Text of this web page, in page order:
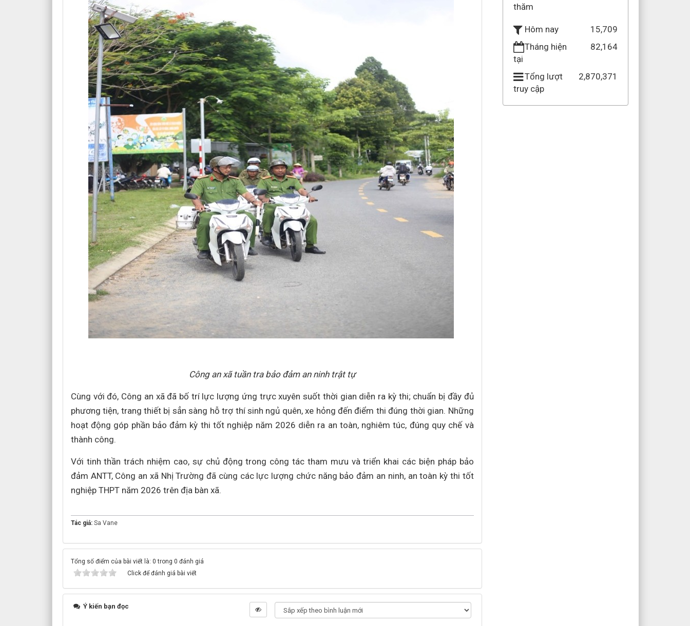
Công an xã tuần tra bảo đảm an ninh trật tự
Cùng với đó, Công an xã đã bố trí lực lượng ứng trực xuyên suốt thời gian diễn ra kỳ thi; chuẩn bị đầy đủ
phương tiện, trang thiết bị sẳn sàng hỗ trợ thí sinh ngủ quên, xe hỏng đến điểm thi đúng thời gian. Những
hoạt động góp phần bảo đảm kỳ thi tốt nghiệp năm 2026 diễn ra an toàn, nghiêm túc, đúng quy chế và
thành công.
Với tinh thần trách nhiệm cao, sự chủ động trong công tác tham mưu và triển khai các biện pháp bảo
đảm ANTT, Công an xã Nhị Trường đã cùng các lực lượng chức năng bảo đảm an ninh, an toàn kỳ thi tốt
nghiệp THPT năm 2026 trên địa bàn xã.
Tác giả: Sa Vane
Tổng số điểm của bài viết là: 0 trong 0 đánh giá
Click để đánh giá bài viết
Ý kiến bạn đọc
thăm
Hôm nay
15,709
Tháng hiện
tại
82,164
Tổng lượt
truy cập
2,870,371